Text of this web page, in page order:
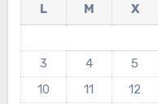
L M X
3
4 5
10
11 12